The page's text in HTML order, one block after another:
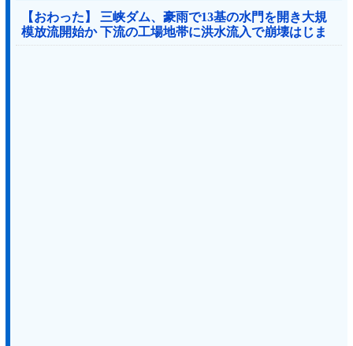
【おわった】 三峡ダム、豪雨で13基の水門を開き大規
模放流開始か 下流の工場地帯に洪水流入で崩壊はじま
る